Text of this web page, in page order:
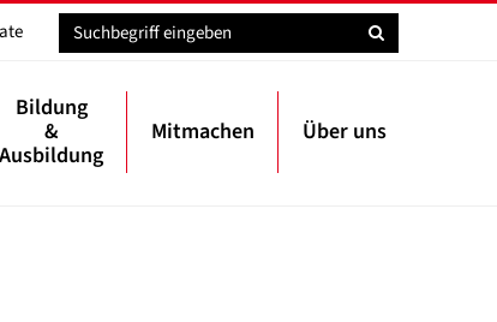
Bildung
&
Ausbildung
Mitmachen Über uns